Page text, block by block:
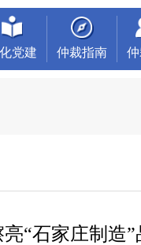
党建 仲裁指南
亮“石家庄制